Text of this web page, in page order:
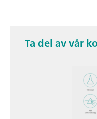
Ta del av vår